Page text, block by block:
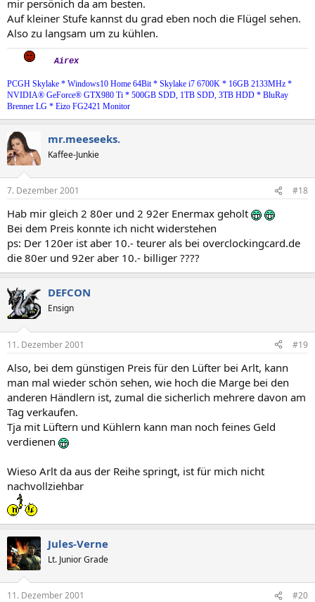
mir persönich da am besten.
Auf kleiner Stufe kannst du grad eben noch die Flügel sehen.
Also zu langsam um zu kühlen.
Airex
PCGH Skylake * Windows10 Home 64Bit * Skylake i7 6700K * 16GB 2133MHz *
NVIDIA® GeForce® GTX980 Ti * 500GB SDD, 1TB SDD, 3TB HDD * BluRay
Brenner LG * Eizo FG2421 Monitor
mr.meeseeks.
Kaffee-Junkie
7. Dezember 2001 #18
Hab mir gleich 2 80er und 2 92er Enermax geholt
Bei dem Preis konnte ich nicht widerstehen
ps: Der 120er ist aber 10.- teurer als bei overclockingcard.de
die 80er und 92er aber 10.- billiger ????
DEFCON
Ensign
11. Dezember 2001 #19
Also, bei dem günstigen Preis für den Lüfter bei Arlt, kann
man mal wieder schön sehen, wie hoch die Marge bei den
anderen Händlern ist, zumal die sicherlich mehrere davon am
Tag verkaufen.
Tja mit Lüftern und Kühlern kann man noch feines Geld
verdienen
Wieso Arlt da aus der Reihe springt, ist für mich nicht
nachvollziehbar
Jules-Verne
Lt. Junior Grade
11. Dezember 2001 #20